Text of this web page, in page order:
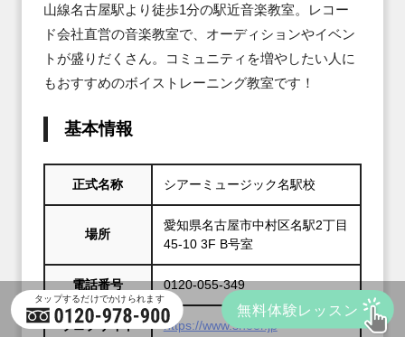
山線名古屋駅より徒歩1分の駅近音楽教室。レコー
ド会社直営の音楽教室で、オーディションやイベン
トが盛りだくさん。コミュニティを増やしたい人に
もおすすめのボイストレーニング教室です！
基本情報
正式名称 シアーミュージック名駅校
場所
愛知県名古屋市中村区名駅2丁目
45-10 3F B号室
電話番号 0120-055-349
ウェブサイト https://www.sheer.jp